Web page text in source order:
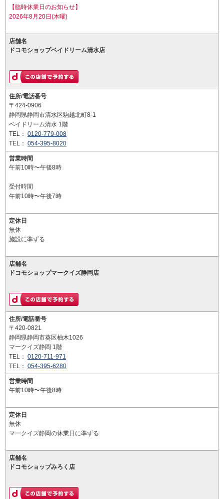
【臨時休業日のお知らせ】
2026年8月20日(木曜)
店舗名
ドコモショップベイドリーム清水店
住所/電話番号
〒424-0906
静岡県静岡市清水区駒越北町8-1
ベイドリーム清水 1階
TEL： 0120-779-008
TEL： 054-395-8020
営業時間
午前10時〜午後8時
受付時間
午前10時〜午後7時
定休日
無休
施設に準ずる
店舗名
ドコモショップマークイズ静岡店
住所/電話番号
〒420-0821
静岡県静岡市葵区柚木1026
マークイズ静岡 1階
TEL： 0120-711-971
TEL： 054-395-6280
営業時間
午前10時〜午後8時
定休日
無休
マークイズ静岡の休業日に準ずる
店舗名
ドコモショップみろく店